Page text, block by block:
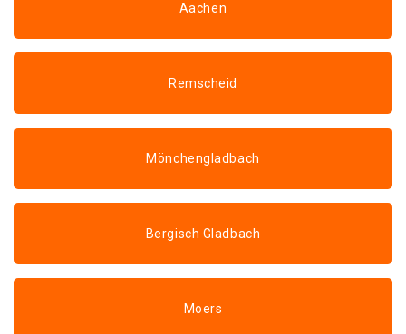
Aachen
Remscheid
Mönchengladbach
Bergisch Gladbach
Moers